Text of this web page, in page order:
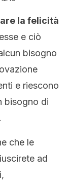
la felicità
e ciò
bisogno
e riescono
bisogno di
che le
ad